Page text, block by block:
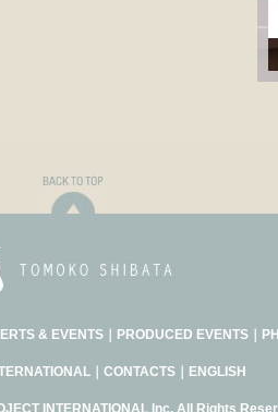
& EVENTS｜ PRODUCED EVENTS｜
CONTACTS ENGLISH
INTERNATIONAL Inc. All Rights